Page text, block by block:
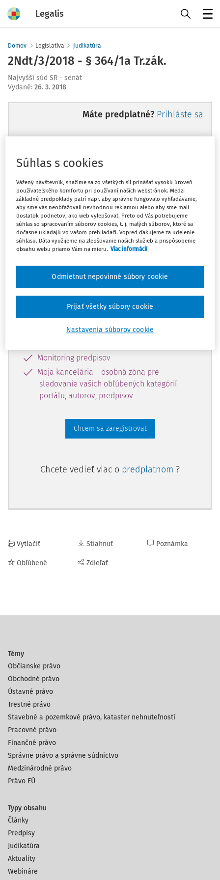
Legalis
Domov Legislatíva Judikatúra
2Ndt/3/2018 - § 364/1a Tr.zák.
Najvyšší súd SR - senát
Vydané: 26. 3. 2018
Máte predplatné? Prihláste sa
Ups, zatiaľ ste si prečítali len
začiatok...
Celý odborný obsah z tejto oblasti je
dostupný predplatiteľom portálu.
obsahu a získajte prístup na 10 dní
zdarma, stačí sa len zaregistrovať.
Vďaka registrácii získate prístup aj k
vybranému obsahu:
Monitoring predpisov
Moja kancelária – osobná zóna pre
sledovanie vašich obľúbených kategórií
portálu, autorov, predpisov
Chcem sa zaregistrovať
Chcete vedieť viac o predplatnom ?
Vytlačiť
Obľúbené
Stiahnuť
Zdieľať
Poznámka
Témy
Občianske právo
Obchodné právo
Ústavné právo
Trestné právo
Stavebné a pozemkové právo, kataster nehnuteľností
Pracovné právo
Finančné právo
Správne právo a správne súdnictvo
Medzinárodné právo
Právo EÚ
Typy obsahu
Články
Predpisy
Judikatúra
Aktuality
Webináre
Súhlas s cookies
Vážený návštevník, snažíme sa zo všetkých síl prinášať vysokú úroveň
používateľského komfortu pri používaní našich webstránok. Medzi
základné predpoklady patrí napr. aby správne fungovalo vyhľadávanie,
aby sme vás neobťažovali nevhodnou reklamou alebo aby sme mali
dostatok podnetov, ako web vylepšovať. Preto od Vás potrebujeme
súhlas so spracovaním súborov cookies, t. j. malých súborov, ktoré sa
dočasne ukladajú vo vašom prehliadači. Vopred ďakujeme za udelenie
súhlasu. Dáta využijeme na zlepšovanie našich služieb a prispôsobenie
obsahu webu priamo Vám na mieru. Viac informácií
Nastavenia súborov cookie
Odmietnut nepovinné súbory cookie
Prijať všetky súbory cookie